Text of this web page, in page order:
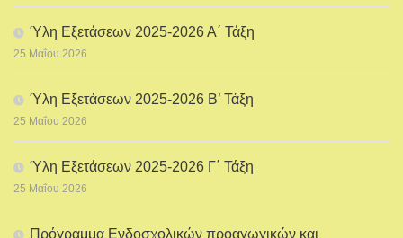
Ύλη Εξετάσεων 2025-2026 Α΄ Τάξη
25 Μαΐου 2026
Ύλη Εξετάσεων 2025-2026 Β’ Τάξη
25 Μαΐου 2026
Ύλη Εξετάσεων 2025-2026 Γ΄ Τάξη
25 Μαΐου 2026
Πρόγραμμα Ενδοσχολικών προαγωγικών και